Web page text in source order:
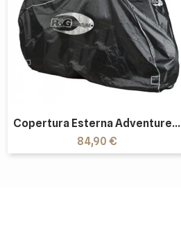
Copertura Esterna Adventure...
Prezzo
84,90 €